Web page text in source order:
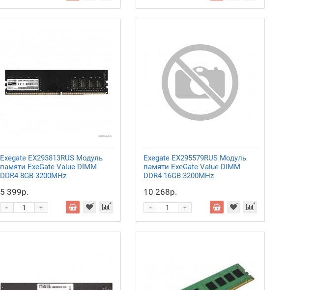
Exegate EX293813RUS Модуль
памяти ExeGate Value DIMM
DDR4 8GB 3200MHz
5 399р.
+
-
Exegate EX295579RUS Модуль
памяти ExeGate Value DIMM
DDR4 16GB3200MHz
10 268р.
+
-